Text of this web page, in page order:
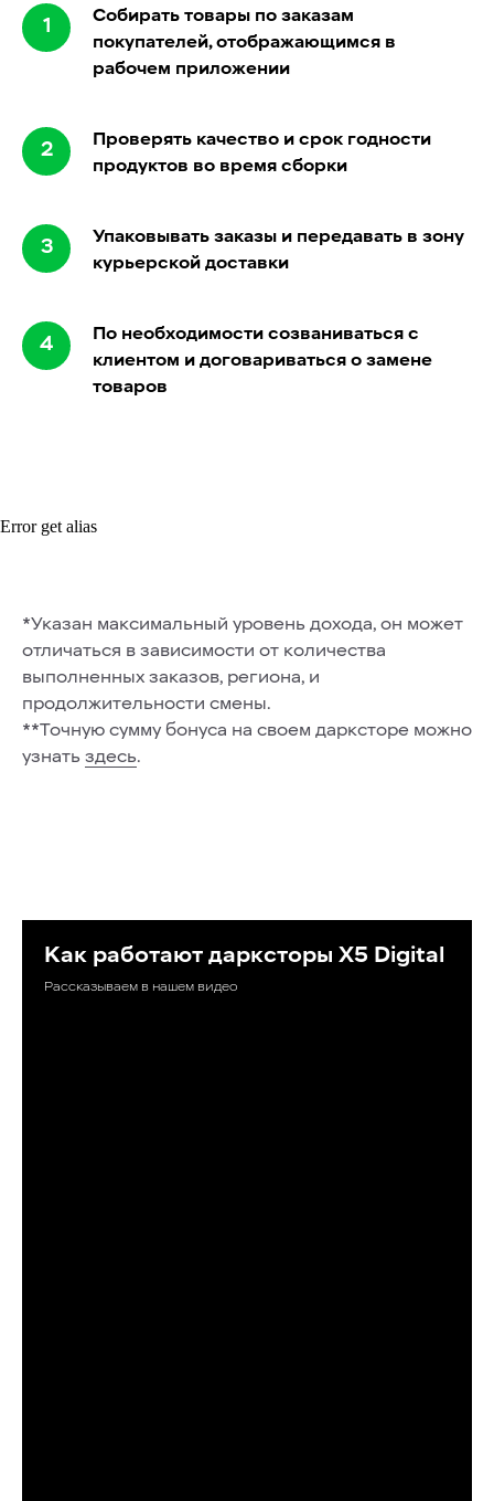
Собирать товары по заказам
покупателей, отображающимся в
рабочем приложении
Проверять качество и срок годности
продуктов во время сборки
Упаковывать заказы и передавать в зону
курьерской доставки
По необходимости созваниваться с
клиентом и договариваться о замене
товаров
Error get alias
*Указан максимальный уровень дохода, он может
отличаться в зависимости от количества
выполненных заказов, региона, и
продолжительности смены.
**Точную сумму бонуса на своем дарксторе можно
узнать здесь.
Как работают дарксторы Х5 Digital
Рассказываем в нашем видео